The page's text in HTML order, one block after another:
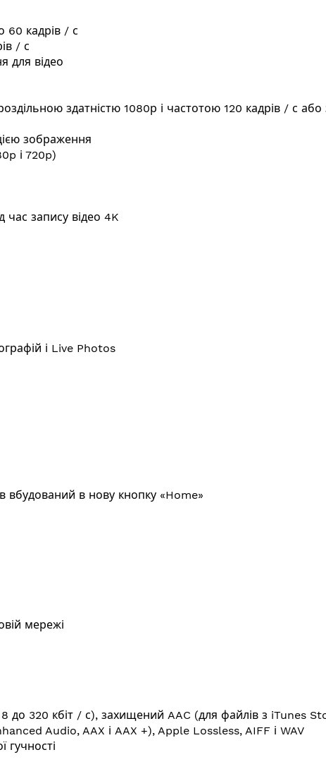
60 кадрів / с
/ с
для відео
здатністю 1080р і частотою 120 кадрів / с
зображення
і 720p)
запису відео 4K
і Live Photos
вбудований в нову кнопку «Home»
мережі
до 320 кбіт / с), захищений AAC (для файлів з iTunes
Audio, AAX і AAX +), Apple Lossless, AIFF і WAV
гучності